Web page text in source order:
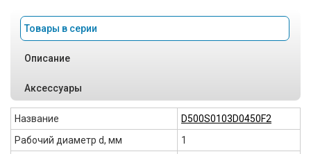
Товары в серии
Описание
Аксессуары
Название
D500S0103D0450F2
Рабочий диаметр d, мм
1